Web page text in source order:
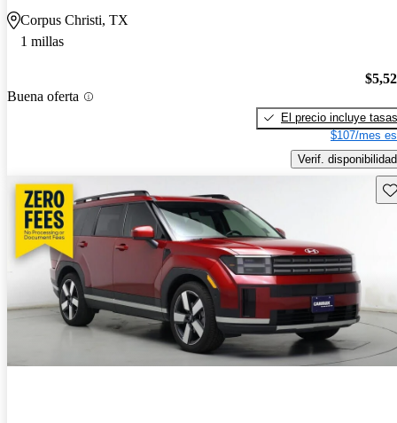
Corpus Christi, TX
1 millas
Buena oferta
El precio incluye tasas
$107/mes
Verif. disponibilidad